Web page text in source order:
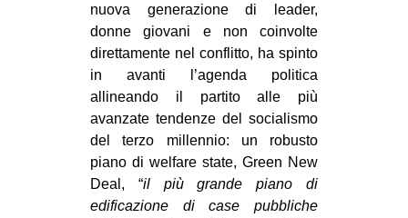
nuova generazione di leader,
donne giovani e non coinvolte
direttamente nel conflitto, ha spinto
in avanti l’agenda politica
allineando il partito alle più
avanzate tendenze del socialismo
del terzo millennio: un robusto
piano di welfare state, Green New
Deal, “il più grande piano di
edificazione di case pubbliche